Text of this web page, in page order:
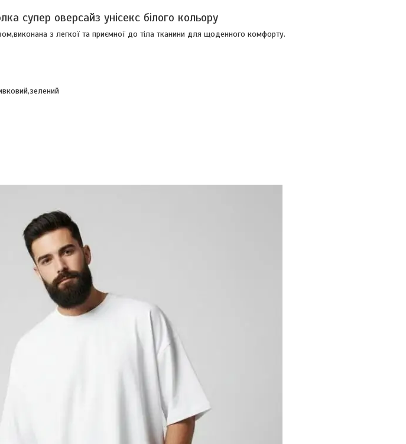
супер оверсайз унісекс білого кольору
з легкої та приємної до тіла тканини для щоденного комфорту.